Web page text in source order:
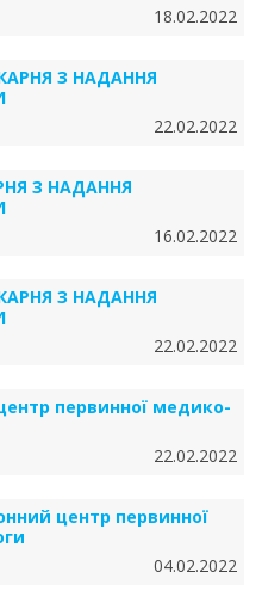
18.02.2022
З НАДАННЯ
22.02.2022
З НАДАННЯ
16.02.2022
З НАДАННЯ
22.02.2022
первинної медико-
22.02.2022
центр первинної
04.02.2022